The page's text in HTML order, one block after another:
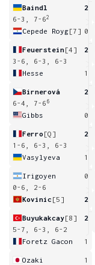
Baindl
2
6-3, 7-62
Cepede Royg[7] 0
Feuerstein[4]
2
3-6, 6-3, 6-3
Hesse
1
Birnerová
2
6-4, 7-6 6
Gibbs 0
Ferro [Q]
2
1-6, 6-3, 6-3
Vasylyeva
1
Irigoyen
0
0-6, 2-6
Kovinic [5] 2
Buyukakcay[8]
2
5-7, 6-3, 6-2
Foretz Gacon
1
Ozaki
1